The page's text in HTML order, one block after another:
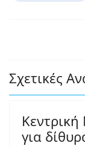
Σχετικές
για